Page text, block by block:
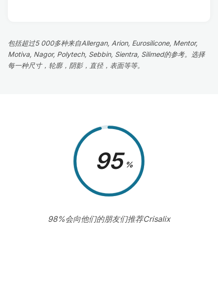
包括超过5 000多种来自Allergan, Arion, Eurosilicone, Mentor,
Motiva, Nagor, Polytech, Sebbin, Sientra, Silimed的参考。选择
每一种尺寸，轮廓，阴影，直径，表面等等。
98 %
98%会向他们的朋友们推荐Crisalix